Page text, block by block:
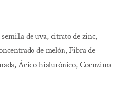
de uva, citrato de zinc,
de melón, Fibra de
Ácido hialurónico, Coenzima